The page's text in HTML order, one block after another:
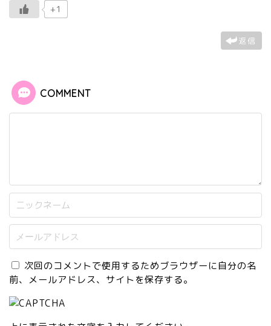
+1
返信
COMMENT
次回のコメントで使用するためブラウザーに自分の名
前、メールアドレス、サイトを保存する。